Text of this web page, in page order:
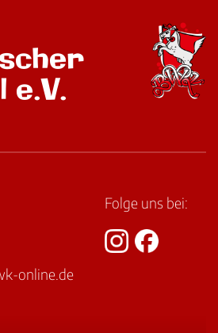
e.V.
online.de
Folge uns bei: